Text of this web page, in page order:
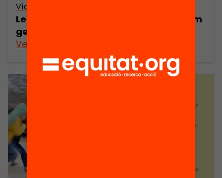
Vídeo
Les extraescolars a debat: quines i com
generen oportunitats educatives?
Veure’n més